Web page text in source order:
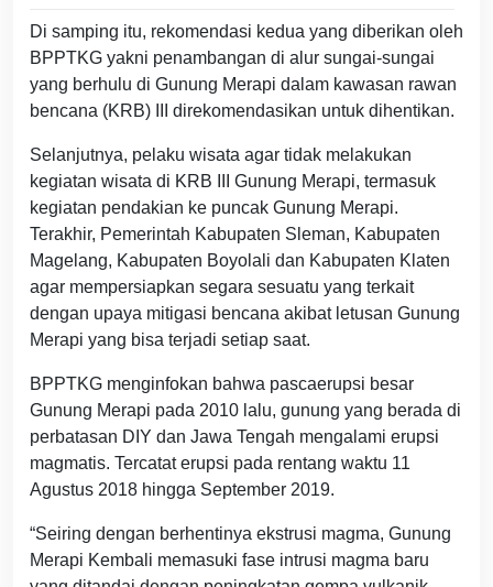
Di samping itu, rekomendasi kedua yang diberikan oleh
BPPTKG yakni penambangan di alur sungai-sungai
yang berhulu di Gunung Merapi dalam kawasan rawan
bencana (KRB) III direkomendasikan untuk dihentikan.
Selanjutnya, pelaku wisata agar tidak melakukan
kegiatan wisata di KRB III Gunung Merapi, termasuk
kegiatan pendakian ke puncak Gunung Merapi.
Terakhir, Pemerintah Kabupaten Sleman, Kabupaten
Magelang, Kabupaten Boyolali dan Kabupaten Klaten
agar mempersiapkan segara sesuatu yang terkait
dengan upaya mitigasi bencana akibat letusan Gunung
Merapi yang bisa terjadi setiap saat.
BPPTKG menginfokan bahwa pascaerupsi besar
Gunung Merapi pada 2010 lalu, gunung yang berada di
perbatasan DIY dan Jawa Tengah mengalami erupsi
magmatis. Tercatat erupsi pada rentang waktu 11
Agustus 2018 hingga September 2019.
“Seiring dengan berhentinya ekstrusi magma, Gunung
Merapi Kembali memasuki fase intrusi magma baru